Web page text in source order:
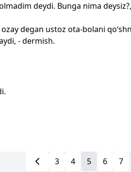
deydi. Bunga nima
degan ustoz ota-bolani
- dermish.
3 4 5 6 7